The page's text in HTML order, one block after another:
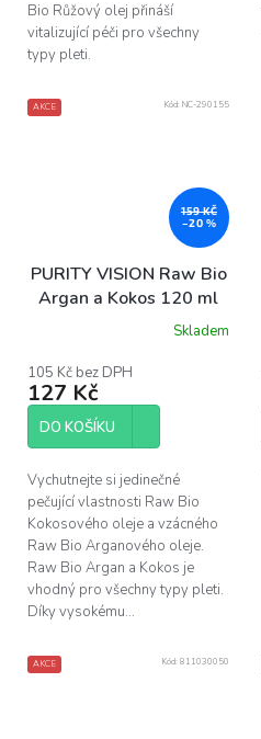
Bio Růžový olej přináší
vitalizující péči pro všechny
typy pleti.
AKCE
159 KČ
–20 %
PURITY VISION Raw Bio
Argan a Kokos 120 ml
Skladem
105 Kč bez DPH
127 Kč
DO KOŠÍKU
Vychutnejte si jedinečné
pečující vlastnosti Raw Bio
Kokosového oleje a vzácného
Raw Bio Arganového oleje.
Raw Bio Argan a Kokos je
vhodný pro všechny typy pleti.
Díky vysokému...
Kód: NC-290155
AKCE Kód: 811030050